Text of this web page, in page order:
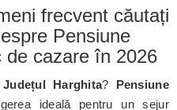
frecvent căutați
Pensiune
de cazare în 2026
Județul Harghita? Pensiune
ideală pentru un sejur